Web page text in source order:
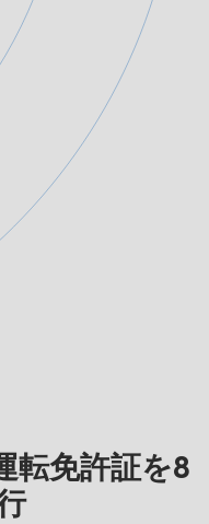
転免許証を8